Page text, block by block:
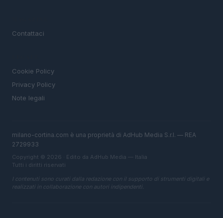
Contattaci
Cookie Policy
Privacy Policy
Note legali
milano-cortina.com è una proprietà di AdHub Media S.r.l. — REA
2729933
Copyright © 2026 · Edito da AdHub Media — Italia
Tutti i diritti riservati
I contenuti sono curati dalla redazione con il supporto di strumenti digitali e
realizzati in collaborazione con autori indipendenti.